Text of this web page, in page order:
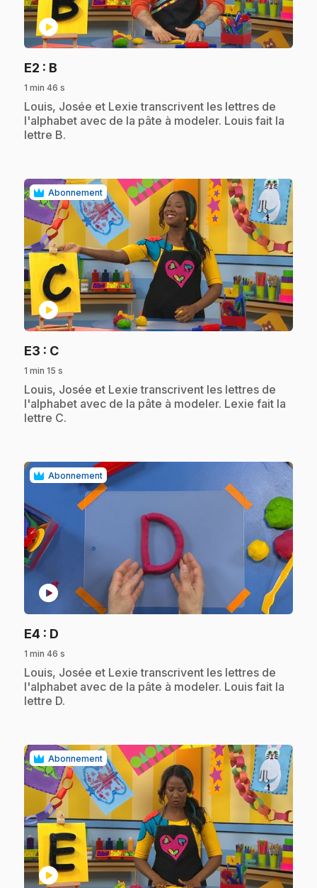
play_circle
E2 : B
1 min 46 s
.Louis, Josée et Lexie transcrivent les lettres de
l'alphabet avec de la pâte à modeler. Louis fait la
lettre B.
Abonnement
play_circle
E3 : C.
1 min 15 s
.Louis, Josée et Lexie transcrivent les lettres de
l'alphabet avec de la pâte à modeler. Lexie fait la
lettre C.
Abonnement
play_circle
E4 : D
1 min 46 s
.Louis, Josée et Lexie transcrivent les lettres de
l'alphabet avec de la pâte à modeler. Louis fait la
lettre D.
Abonnement
play_circle